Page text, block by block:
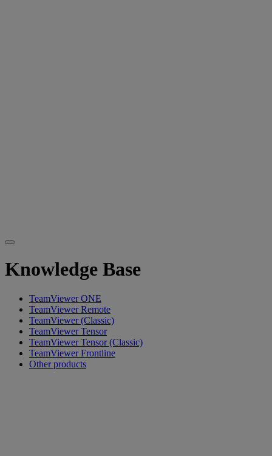
Knowledge Base
TeamViewer ONE
TeamViewer Remote
TeamViewer (Classic)
TeamViewer Tensor
TeamViewer Tensor (Classic)
TeamViewer Frontline
Other products